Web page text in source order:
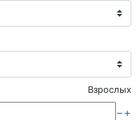
Взрослых
−+